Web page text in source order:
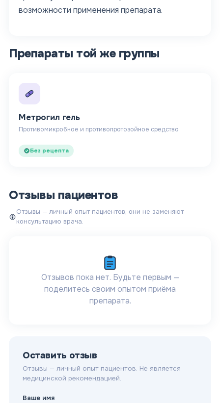
возможности применения препарата.
Препараты той же группы
Метрогил гель
Противомикробное и противопротозойное средство
Без рецепта
Отзывы пациентов
Отзывы — личный опыт пациентов, они не заменяют
консультацию врача.
Отзывов пока нет. Будьте первым —
поделитесь своим опытом приёма
препарата.
Оставить отзыв
Отзывы — личный опыт пациентов. Не является
медицинской рекомендацией.
Ваше имя